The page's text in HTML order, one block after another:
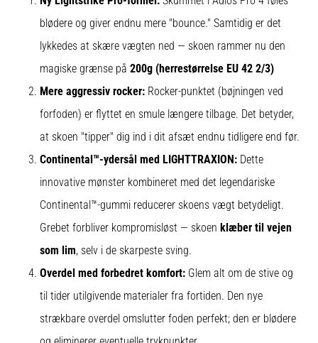
blødere og giver endnu mere "bounce." Samtidig er det
lykkedes at skære vægten ned — skoen rammer nu den
magiske grænse på 200g (herrestørrelse EU 42 2/3)
Mere aggressiv rocker: Rocker-punktet (bøjningen ved
forfoden) er flyttet en smule længere tilbage. Det betyder,
at skoen "tipper" dig ind i dit afsæt endnu tidligere end før.
Continental™-ydersål med LIGHTTRAXION: Dette
innovative mønster kombineret med det legendariske
Continental™-gummi reducerer skoens vægt betydeligt.
Grebet forbliver kompromisløst — skoen klæber til vejen
som lim, selv i de skarpeste sving.
Overdel med forbedret komfort: Glem alt om de stive og
til tider utilgivende materialer fra fortiden. Den nye
strækbare overdel omslutter foden perfekt; den er blødere